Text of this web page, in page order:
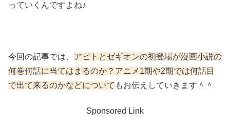
っていくんですよね♪
今回の記事では、 アピトとゼギオンの初登場が漫画小説の
何巻何話に当てはまるのか？アニメ1期や2期では何話目
で出て来るのかなどについて もお伝えしていきます＾＾
Sponsored Link